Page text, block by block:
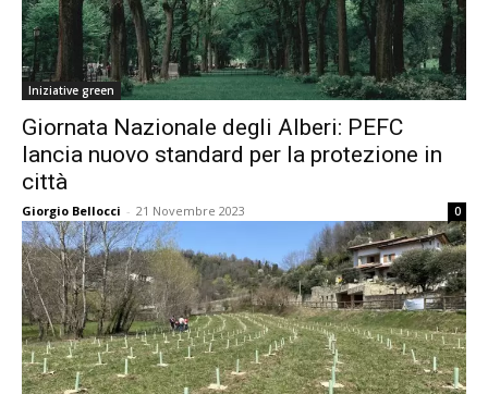
Iniziative green
Giornata Nazionale degli Alberi: PEFC
lancia nuovo standard per la protezione in
città
Giorgio Bellocci - 21 Novembre 2023 0